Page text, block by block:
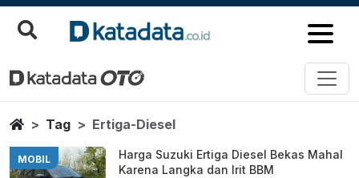
Ertiga Diesel
Berita Terbaru
HomeTag Ertiga-Diesel
MOBIL
Harga Suzuki Ertiga Diesel Bekas Mahal
Karena Langka dan Irit BBM